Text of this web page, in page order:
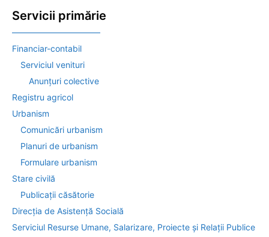
Servicii primărie
——————————–
Financiar-contabil
Serviciul venituri
Anunțuri colective
Registru agricol
Urbanism
Comunicări urbanism
Planuri de urbanism
Formulare urbanism
Stare civilă
Publicații căsătorie
Direcția de Asistenţă Socială
Serviciul Resurse Umane, Salarizare, Proiecte și Relații Publice